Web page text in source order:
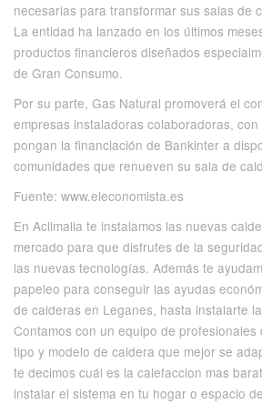
necesarias para transformar sus salas de
La entidad ha lanzado en los últimos
productos financieros diseñados
de Gran Consumo.
Por su parte, Gas Natural promoverá el
empresas instaladoras colaboradoras,
pongan la financiación de Bankinter a
comunidades que renueven su sala de
Fuente: www.eleconomista.es
En Aclimalia te instalamos las nuevas
mercado para que disfrutes de la
las nuevas tecnologías. Además te
papeleo para conseguir las ayudas
de calderas en Leganes, hasta instalarte
Contamos con un equipo de profesionales
tipo y modelo de caldera que mejor se
te decimos cuál es la calefaccion mas
instalar el sistema en tu hogar o espacio